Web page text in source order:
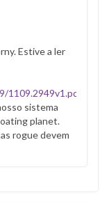
Estive a ler
1109.2949v1.pdf
sistema
planet.
rogue devem